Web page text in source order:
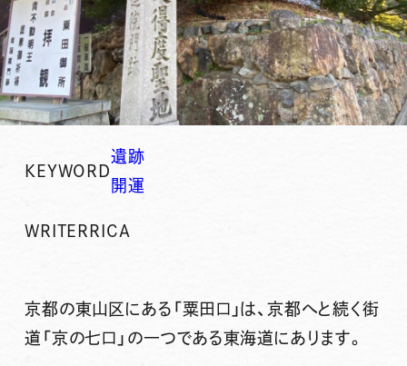
KEYWORD
遺跡
開運
WRITER RICA
京都の東山区にある「粟田口 」は、京都へと続く街
道「京の七口」の一つである東海道にあります。